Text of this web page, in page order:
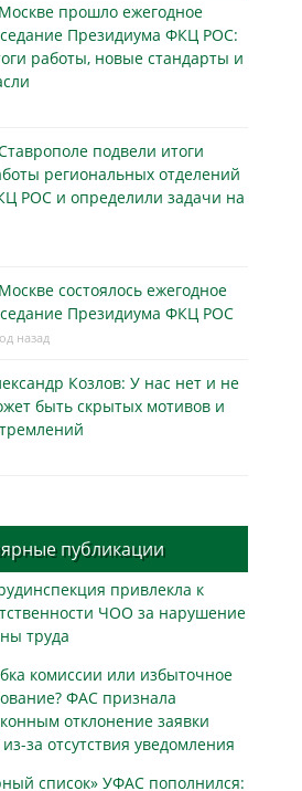
прошло ежегодное
Президиума ФКЦ РОС:
работы, новые стандарты и
подвели итоги
региональных отделений
РОС и определили задачи на
состоялось ежегодное
Президиума ФКЦ РОС
назад
Козлов: У нас нет и не
быть скрытых мотивов и
публикации
привлекла к
ЧОО за нарушение
труда
комиссии или избыточное
ФАС признала
отклонение заявки
за отсутствия уведомления
список» УФАС пополнился: